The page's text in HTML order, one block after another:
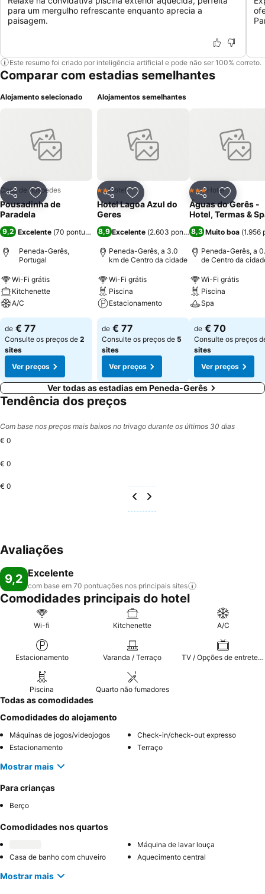
para um mergulho refrescante enquanto aprecia a
paisagem.
Este resumo foi criado por inteligência artificial e pode não ser 100% correto.
Comparar com estadias semelhantes
Alojamento selecionado
PartilharAdicionar aos favoritos
Casa de hóspedes
Pousadinha de
Paradela
9,2 Excelente (70 pontuações)
Peneda-Gerês,
Portugal
Wi-Fi grátis
Kitchenette
A/C
de € 77
Consulte os preços de 2
sites
Ver preços
Alojamentos semelhantes
PartilharAdicionar aos favoritos
2 Estrelas
Hotel
Hotel Lagoa Azul do
Geres
8,9Excelente (2.603 pontuações)
Peneda-Gerês, a 3.0
km de Centro da cidade
Wi-Fi grátis
Piscina
Estacionamento
de € 77
Consulte os preços de 5
sites
Ver preços
Partilhar
3 Estrelas
Hotel
Águas do Gerês -
Hotel, Termas &
8,3 Muito boa (1.956
Peneda-Gerês, a
de Centro da
Wi-Fi grátis
Piscina
Spa
de € 70
Consulte os preços
sites
Ver preços
Ver todas as estadias em Peneda-Gerês
Tendência dos preços
Com base nos preços mais baixos no trivago durante os últimos 30 dias
€ 0
€ 0
€ 0
Avaliações
9,2 Excelente
com base em 70 pontuações nos principais sites
Comodidades principais do hotel
Wi-fi Kitchenette A/C
Estacionamento Varanda / Terraço TV / Opções de entretenimento
Piscina Quarto não fumadores
Todas as comodidades
Comodidades do alojamento
Máquinas de jogos/videojogos
Check-in/check-out expresso
Estacionamento
Terraço
Mostrar mais
Para crianças
Berço
Comodidades nos quartos
Máquina de lavar louça
Casa de banho com chuveiro
Aquecimento central
Mostrar mais